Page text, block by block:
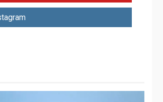
Aeropuerto de